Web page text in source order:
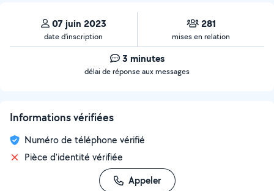
07 juin 2023
date d’inscription
281
mises en relation
3 minutes
délai de réponse aux messages
Informations vérifiées
Numéro de téléphone vérifié
Pièce d'identité vérifiée
Appeler